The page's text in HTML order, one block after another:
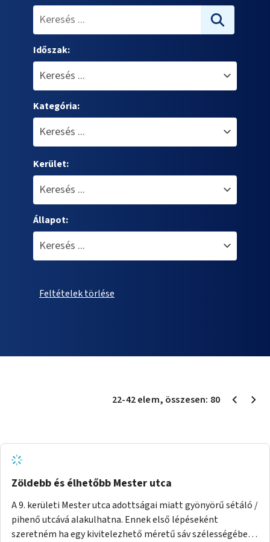
Időszak:
Kategória:
Kerület:
Állapot:
Feltételek törlése
22-42elem, összesen: 80
Zöldebb és élhetőbb Mester utca
A 9. kerületi Mester utca adottságai miatt gyönyörű sétáló /
pihenő utcává alakulhatna. Ennek első lépéseként
szeretném ha egy kivitelezhető méretű sáv szélességében